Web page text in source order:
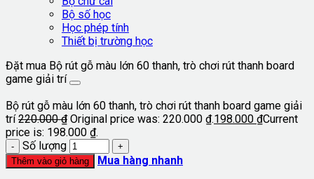
Bộ số học
Học phép tính
Thiết bị trường học
Đặt mua Bộ rút gỗ màu lớn 60 thanh, trò chơi rút thanh board
game giải trí
Bộ rút gỗ màu lớn 60 thanh, trò chơi rút thanh board game giải
trí 220.000₫ Original price was: 220.000 ₫.198.000 ₫Current
price is: 198.000 ₫.
Số lượng
Thêm vào giỏ hàng
Mua hàng nhanh